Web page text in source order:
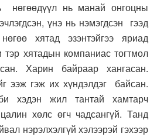
нөгөөдүүл нь манай онгоцны
үнэ нь нэмэгдсэн гээд
хятад эзэнтэйгээ яриад
хятадын компаниас тогтмол
Харин байраар хангасан.
ээж гэж их хүндэлдэг байсан.
хэдэн жил тантай хамтарч
хөлс өгч чадсангүй. Танд
нэрэлхэлгүй хэлээрэй гэхээр